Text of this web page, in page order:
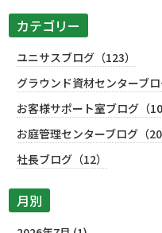
カテゴリー
ユニサスブログ（123）
グラウンド資材センターブロ
お客様サポート室ブログ（10
お庭管理センターブログ（
社長ブログ（12）
月別